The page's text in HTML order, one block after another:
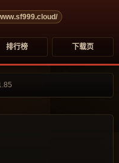
排行榜 下载页